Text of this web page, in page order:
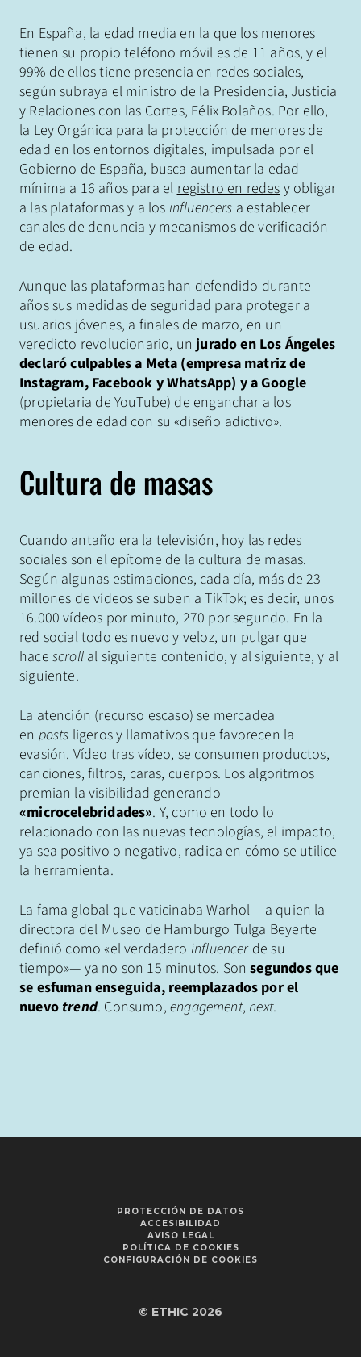
En España, la edad media en la que los menores
tienen su propio teléfono móvil es de 11 años, y el
99% de ellos tiene presencia en redes sociales,
según subraya el ministro de la Presidencia, Justicia
y Relaciones con las Cortes, Félix Bolaños. Por ello,
la Ley Orgánica para la protección de menores de
edad en los entornos digitales, impulsada por el
Gobierno de España, busca aumentar la edad
mínima a 16 años para el registro en redes y obligar
a las plataformas y a los influencers a establecer
canales de denuncia y mecanismos de verificación
de edad.
Aunque las plataformas han defendido durante
años sus medidas de seguridad para proteger a
usuarios jóvenes, a finales de marzo, en un
veredicto revolucionario, un jurado en Los Ángeles
declaró culpables a Meta (empresa matriz de
Instagram, Facebook y WhatsApp) y a Google
(propietaria de YouTube) de enganchar a los
menores de edad con su «diseño adictivo».
Cultura de masas
Cuando antaño era la televisión, hoy las redes
sociales son el epítome de la cultura de masas.
Según algunas estimaciones, cada día, más de 23
millones de vídeos se suben a TikTok; es decir, unos
16.000 vídeos por minuto, 270 por segundo. En la
red social todo es nuevo y veloz, un pulgar que
hace scroll al siguiente contenido, y al siguiente, y al
siguiente.
La atención (recurso escaso) se mercadea
en posts ligeros y llamativos que favorecen la
evasión. Vídeo tras vídeo, se consumen productos,
canciones, filtros, caras, cuerpos. Los algoritmos
premian la visibilidad generando
«microcelebridades». Y, como en todo lo
relacionado con las nuevas tecnologías, el impacto,
ya sea positivo o negativo, radica en cómo se utilice
la herramienta.
La fama global que vaticinaba Warhol —a quien la
directora del Museo de Hamburgo Tulga Beyerte
definió como «el verdadero influencer de su
tiempo»— ya no son 15 minutos. Sonsegundos que
se esfuman enseguida, reemplazados por el
nuevo trend. Consumo, engagement,next.
PROTECCIÓN DE DATOS
ACCESIBILIDAD
AVISO LEGAL
POLÍTICA DE COOKIES
CONFIGURACIÓN DE COOKIES
© ETHIC 2026